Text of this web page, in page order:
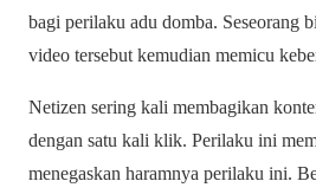
bagi perilaku adu domba. Seseorang
video tersebut kemudian memicu
Netizen sering kali membagikan
dengan satu kali klik. Perilaku ini
menegaskan haramnya perilaku ini.